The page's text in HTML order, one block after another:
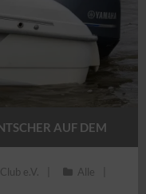
AUF DEM
e.V. Alle